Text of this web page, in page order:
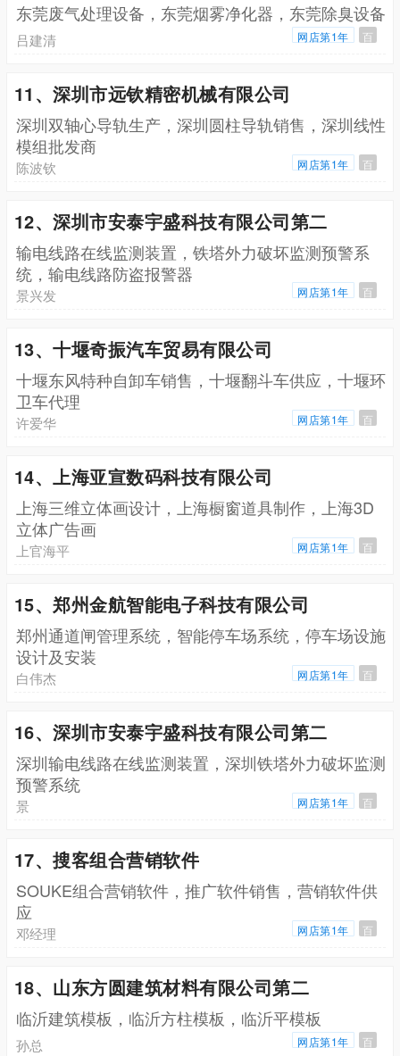
东莞废气处理设备，东莞烟雾净化器，东莞除臭设备
吕建清 网店第1年 百
11、深圳市远钦精密机械有限公司
深圳双轴心导轨生产，深圳圆柱导轨销售，深圳线性
模组批发商
陈波钦 网店第1年 百
12、深圳市安泰宇盛科技有限公司第二
输电线路在线监测装置，铁塔外力破坏监测预警系
统，输电线路防盗报警器
景兴发 网店第1年 百
13、十堰奇振汽车贸易有限公司
十堰东风特种自卸车销售，十堰翻斗车供应，十堰环
卫车代理
许爱华 网店第1年 百
14、上海亚宣数码科技有限公司
上海三维立体画设计，上海橱窗道具制作，上海3D
立体广告画
上官海平 网店第1年 百
15、郑州金航智能电子科技有限公司
郑州通道闸管理系统，智能停车场系统，停车场设施
设计及安装
白伟杰 网店第1年 百
16、深圳市安泰宇盛科技有限公司第二
深圳输电线路在线监测装置，深圳铁塔外力破坏监测
预警系统
景 网店第1年 百
17、搜客组合营销软件
SOUKE组合营销软件，推广软件销售，营销软件供
应
邓经理 网店第1年 百
18、山东方圆建筑材料有限公司第二
临沂建筑模板，临沂方柱模板，临沂平模板
孙总 网店第1年 百